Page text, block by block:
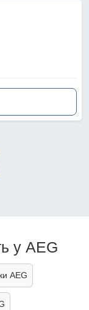
у AEG
AEG